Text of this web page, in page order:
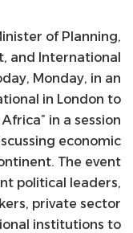
of Planning,
and International
Monday, in an
in London to
in a session
economic
The event
political leaders,
private sector
institutions to